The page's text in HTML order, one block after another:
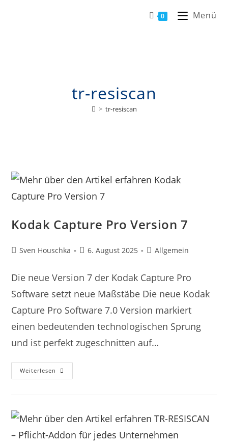
0 Menü
tr-resiscan
> tr-resiscan
Kodak Capture Pro Version 7
Sven Houschka 6. August 2025 Allgemein
Die neue Version 7 der Kodak Capture Pro
Software setzt neue Maßstäbe Die neue Kodak
Capture Pro Software 7.0 Version markiert
einen bedeutenden technologischen Sprung
und ist perfekt zugeschnitten auf…
Weiterlesen